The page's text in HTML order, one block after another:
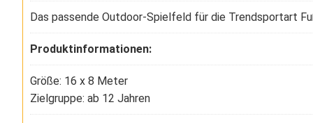
Das passende Outdoor-Spielfeld für die Trendsportart
Produktinformationen:
Größe: 16 x 8 Meter
Zielgruppe: ab 12 Jahren